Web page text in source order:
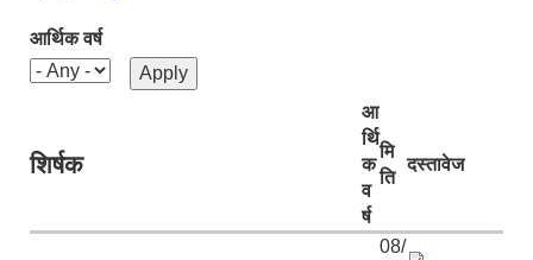
आर्थिक वर्ष
शिर्षक
आ
र्थि
क
व
र्ष
मि
ति
दस्तावेज
08/